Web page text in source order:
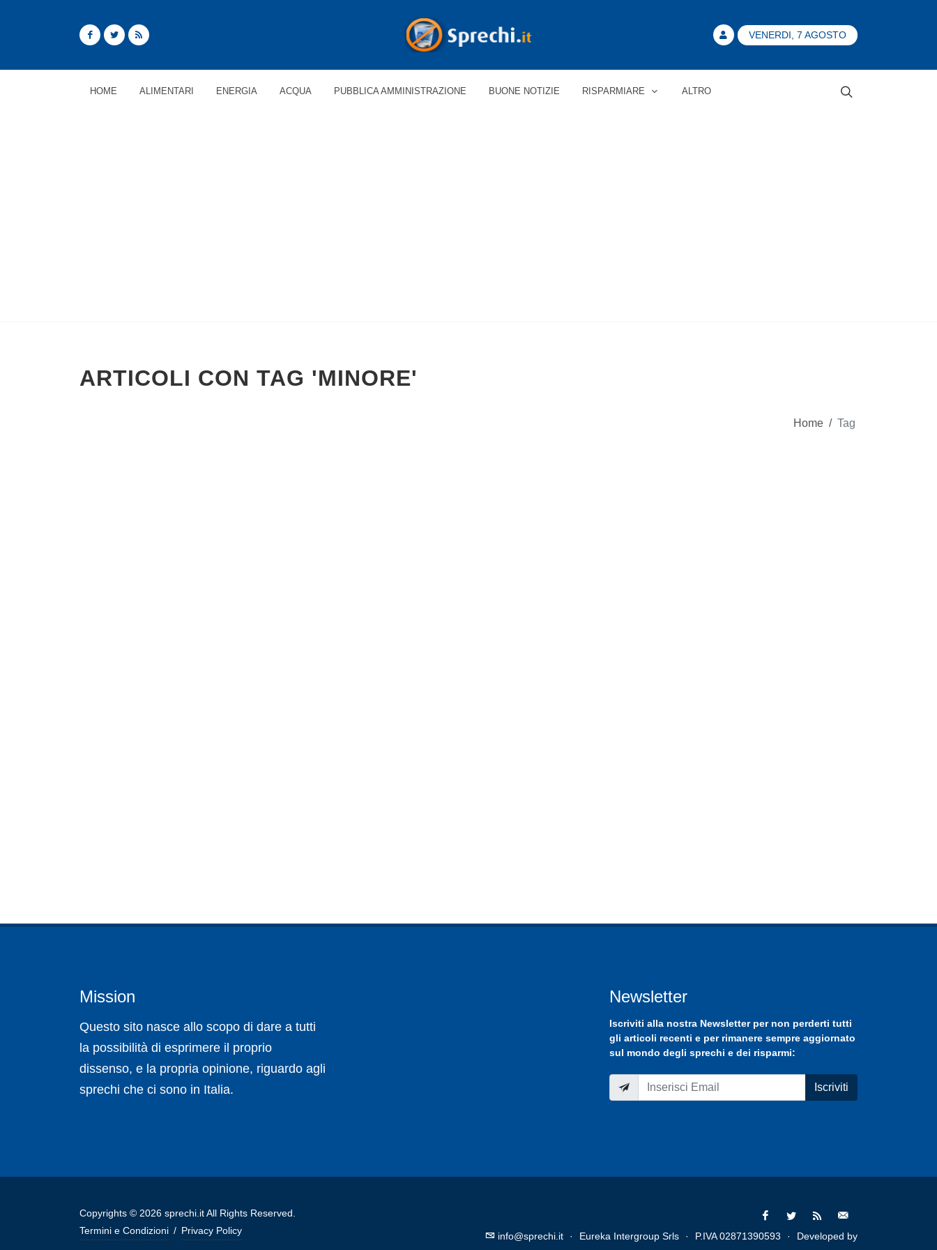
VENERDI, 7 AGOSTO
HOME ALIMENTARI ENERGIA ACQUA PUBBLICA AMMINISTRAZIONE BUONE NOTIZIE RISPARMIARE ALTRO
ARTICOLI CON TAG 'MINORE'
Home / Tag
Mission
Questo sito nasce allo scopo di dare a tutti
la possibilità di esprimere il proprio
dissenso, e la propria opinione, riguardo agli
sprechi che ci sono in Italia.
Newsletter
Iscriviti alla nostra Newsletterper non perderti tutti
gli articoli recenti e per rimanere sempre aggiornato
sul mondo degli sprechi e dei risparmi:
Iscriviti
Copyrights © 2026 sprechi.it All Rights Reserved.
Termini e Condizioni / Privacy Policy info@sprechi.it · Eureka Intergroup Srls · P.IVA 02871390593 ·
Developed by